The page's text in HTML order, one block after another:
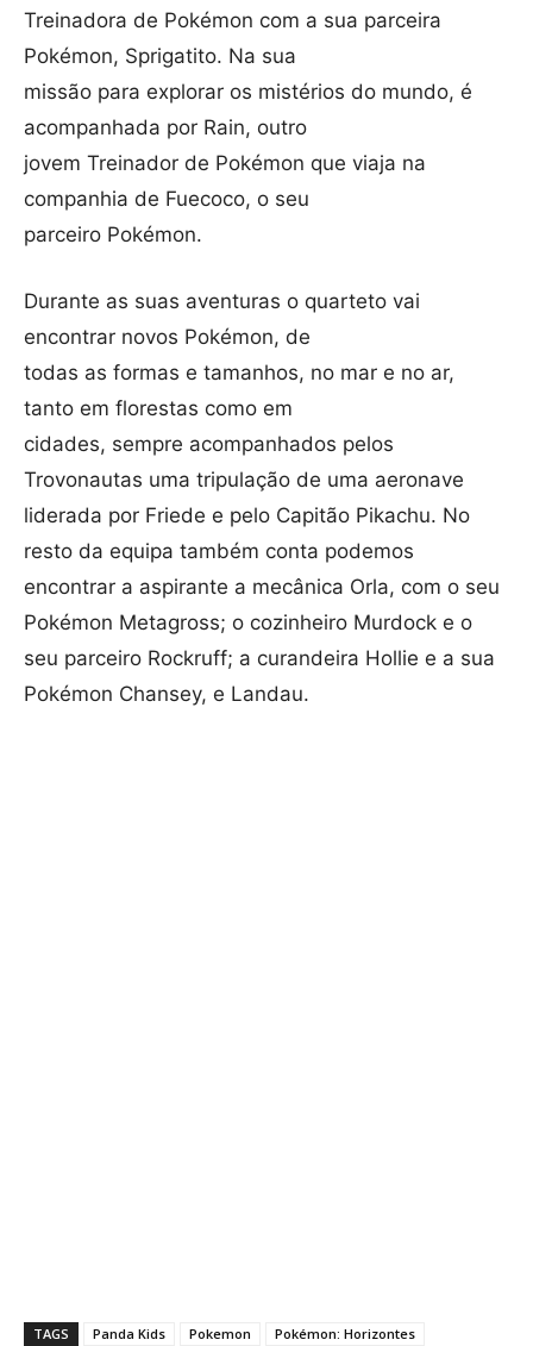
Treinadora de Pokémon com a sua parceira
Pokémon, Sprigatito. Na sua
missão para explorar os mistérios do mundo, é
acompanhada por Rain, outro
jovem Treinador de Pokémon que viaja na
companhia de Fuecoco, o seu
parceiro Pokémon.
Durante as suas aventuras o quarteto vai
encontrar novos Pokémon, de
todas as formas e tamanhos, no mar e no ar,
tanto em florestas como em
cidades, sempre acompanhados pelos
Trovonautas uma tripulação de uma aeronave
liderada por Friede e pelo Capitão Pikachu. No
resto da equipa também conta podemos
encontrar a aspirante a mecânica Orla, com o seu
Pokémon Metagross; o cozinheiro Murdock e o
seu parceiro Rockruff; a curandeira Hollie e a sua
Pokémon Chansey, e Landau.
TAGS Panda Kids Pokemon Pokémon: Horizontes